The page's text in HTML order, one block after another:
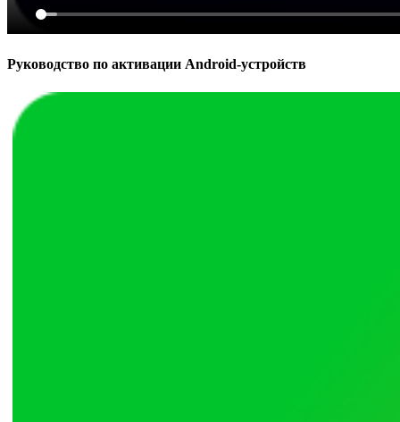
Руководство по активации Android-устройств